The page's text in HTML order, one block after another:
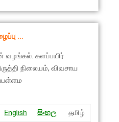
…
வழங்கல். களப்பயிர்
நிலையம், விவசாய
English සිංහල தமிழ்